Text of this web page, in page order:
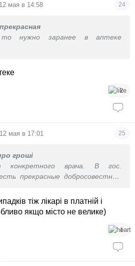
12 мая в 14:58 24
нужно заранее в аптеке
2
12 мая в 17:01 25
гроші
конкретного врача. В гос.
прекрасные добросовестные
тіж лікарі в платній і
якщо місто не велике)
1